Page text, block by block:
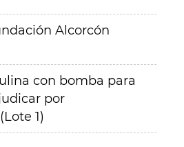
Alcorcón
con bomba para
por
1)